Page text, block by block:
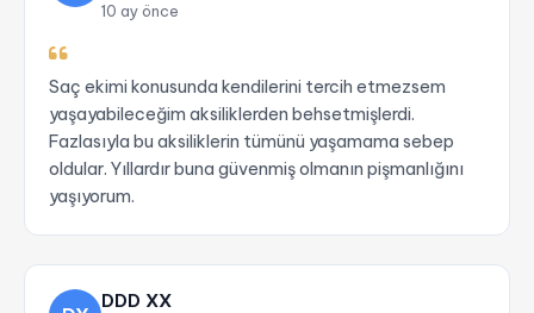
10 ay önce
Saç ekimi konusunda kendilerini tercih etmezsem
yaşayabileceğim aksiliklerden behsetmişlerdi.
Fazlasıyla bu aksiliklerin tümünü yaşamama sebep
oldular. Yıllardır buna güvenmiş olmanın pişmanlığını
yaşıyorum.
DDD XX